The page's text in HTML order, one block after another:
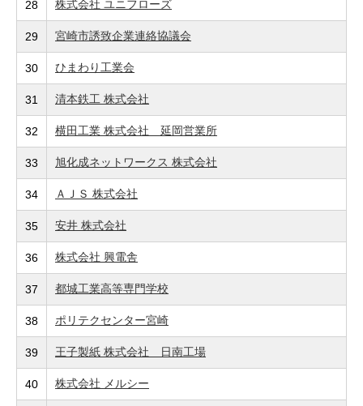
28 株式会社 ユニフローズ
29 宮崎市誘致企業連絡協議会
30 ひまわり工業会
31 清本鉄工 株式会社
32 横田工業 株式会社 延岡営業所
33 旭化成ネットワークス 株式会社
34 ＡＪＳ 株式会社
35 安井 株式会社
36 株式会社 興電舎
37 都城工業高等専門学校
38 ポリテクセンター宮崎
39 王子製紙 株式会社 日南工場
40 株式会社 メルシー